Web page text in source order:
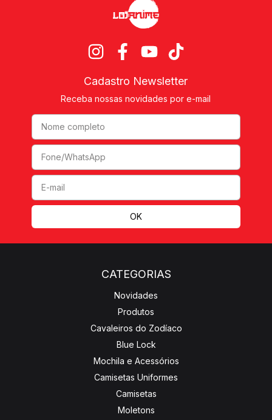
Cadastro Newsletter
Receba nossas novidades por e-mail
CATEGORIAS
Novidades
Produtos
Cavaleiros do Zodíaco
Blue Lock
Mochila e Acessórios
Camisetas Uniformes
Camisetas
Moletons